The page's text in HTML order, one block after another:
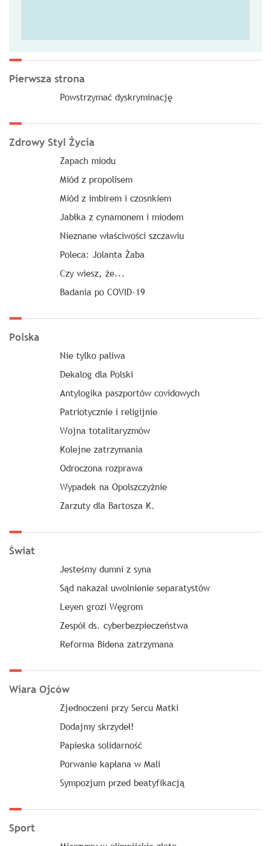
Pierwsza strona
Powstrzymać dyskryminację
Zdrowy Styl Życia
Zapach miodu
Miód z propolisem
Miód z imbirem i czosnkiem
Jabłka z cynamonem i miodem
Nieznane właściwości szczawiu
Poleca: Jolanta Żaba
Czy wiesz, że...
Badania po COVID-19
Polska
Nie tylko paliwa
Dekalog dla Polski
Antylogika paszportów covidowych
Patriotycznie i religijnie
Wojna totalitaryzmów
Kolejne zatrzymania
Odroczona rozprawa
Wypadek na Opolszczyźnie
Zarzuty dla Bartosza K.
Świat
Jesteśmy dumni z syna
Sąd nakazał uwolnienie separatystów
Leyen grozi Węgrom
Zespół ds. cyberbezpieczeństwa
Reforma Bidena zatrzymana
Wiara Ojców
Zjednoczeni przy Sercu Matki
Dodajmy skrzydeł!
Papieska solidarność
Porwanie kapłana w Mali
Sympozjum przed beatyfikacją
Sport